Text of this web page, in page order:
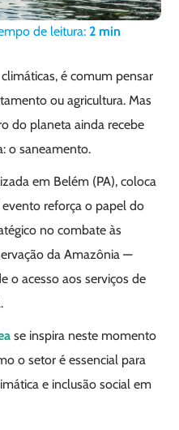
de leitura: 2 min
é comum pensar
ou agricultura. Mas
do planeta ainda recebe
o saneamento.
em Belém (PA), coloca
reforça o papel do
no combate às
da Amazônia —
o acesso aos serviços de
se inspira neste momento
o setor é essencial para
e inclusão social em